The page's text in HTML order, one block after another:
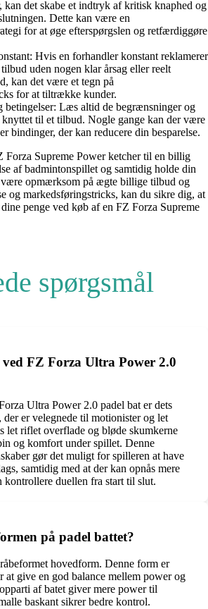
kan det skabe et indtryk af kritisk knaphed og
Dette kan være en
for at øge efterspørgslen og retfærdiggøre
Hvis en forhandler konstant reklamerer
uden nogen klar årsag eller reelt
kan det være et tegn på
for at tiltrække kunder.
betingelser: Læs altid de begrænsninger og
knyttet til et tilbud. Nogle gange kan der være
bindinger, der kan reducere din besparelse.
Forza Supreme Power ketcher til en billig
af badmintonspillet og samtidig holde din
være opmærksom på ægte billige tilbud og
og markedsføringstricks, kan du sikre dig, at
penge ved køb af en FZ Forza Supreme
spørgsmål
FZ Forza Ultra Power 2.0
Ultra Power 2.0 padel bat er dets
der er velegnede til motionister og let
let riflet overflade og bløde skumkerne
og komfort under spillet. Denne
gør det muligt for spilleren at have
samtidig med at der kan opnås mere
kontrollere duellen fra start til slut.
på padel battet?
hovedform. Denne form er
give en god balance mellem power og
af batet giver mere power til
baskant sikrer bedre kontrol.